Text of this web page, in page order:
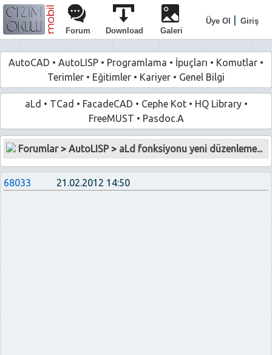
Üye Ol
Giriş
Forum
Download Galeri
AutoCAD • AutoLISP • Programlama • İpuçları • Komutlar •
Terimler • Eğitimler • Kariyer • Genel Bilgi
aLd • TCad • FacadeCAD • Cephe Kot• HQ Library•
FreeMUST • Pasdoc.A
Forumlar>AutoLISP> aLd fonksiyonu yeni düzenleme...
68033 21.02.2012 14:50